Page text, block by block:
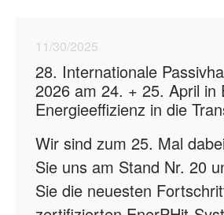
11/30/2025
28. Internationale
2026 am 24. + 25. April in
Energieeffizienz in die
Wir sind zum 25. Mal
Sie uns am Stand Nr. 20
Sie die neuesten